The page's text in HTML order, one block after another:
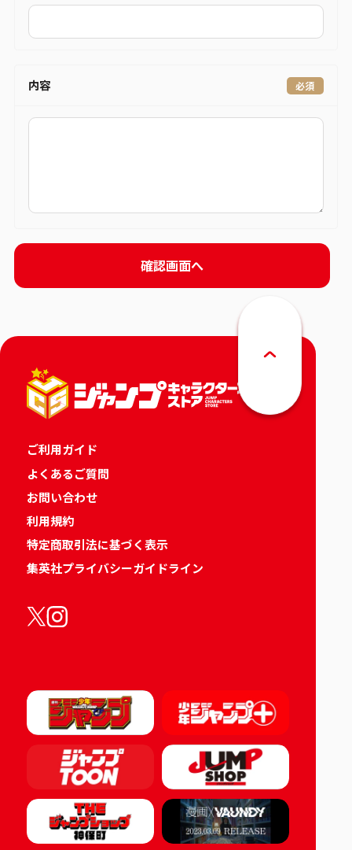
内容
ご利用ガイド
よくあるご質問
お問い合わせ
利用規約
特定商取引法に基づく表示
集英社プライバシーガイドライン